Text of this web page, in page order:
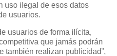
uso ilegal de esos datos
usuarios.
usuarios de forma ilícita,
que jamás podrán
también realizan publicidad”,